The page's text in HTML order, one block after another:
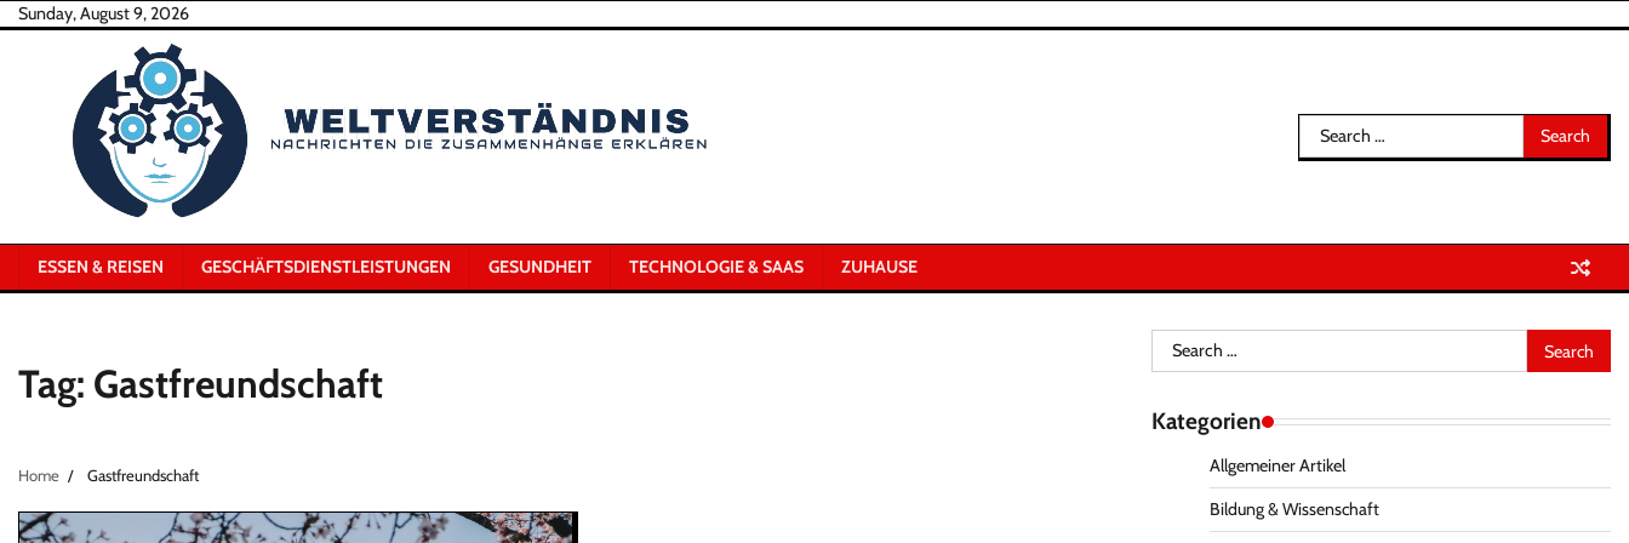
SkipSunday, August 9, 2026
Search
for:
ESSEN & REISEN GESCHÄFTSDIENSTLEISTUNGEN GESUNDHEIT TECHNOLOGIE & SAAS ZUHAUSE
Tag: Gastfreundschaft
Home Gastfreundschaft
Search
for:
Kategorien
Allgemeiner Artikel
Bildung & Wissenschaft